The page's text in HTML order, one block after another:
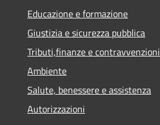
Educazione e formazione
Giustizia e sicurezza pubblica
Tributi,finanze e contravvenzioni
Ambiente
Salute, benessere e assistenza
Autorizzazioni